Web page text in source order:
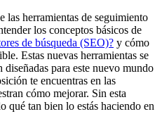
las herramientas de seguimiento
los conceptos básicos de
de búsqueda (SEO)? y cómo
Estas nuevas herramientas se
diseñadas para este nuevo mundo
te encuentras en las
cómo mejorar. Sin esta
qué tan bien lo estás haciendo en